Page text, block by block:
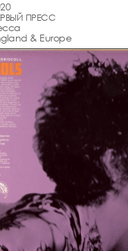
ПРЕСС
& Europe